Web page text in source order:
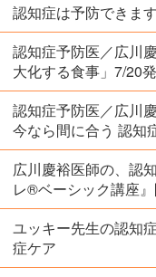
認知症は予防できま
認知症予防医／広川
大化する食事」7/20
認知症予防医／広川
今なら間に合う 認知
広川慶裕医師の、認
レ®️ベーシック講座』
ユッキー先生の認知
症ケア